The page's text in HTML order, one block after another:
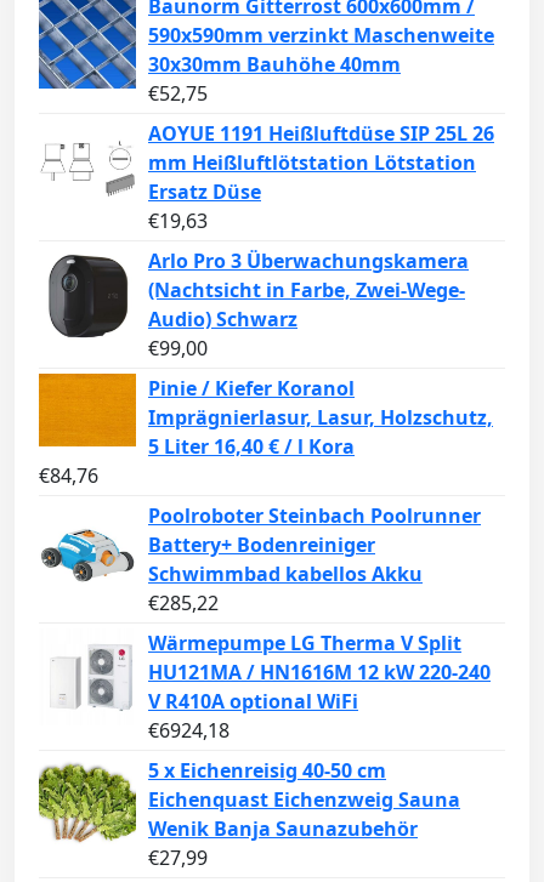
Baunorm Gitterrost 600x600mm /
590x590mm verzinkt Maschenweite
30x30mm Bauhöhe 40mm
€52,75
AOYUE 1191 Heißluftdüse SIP 25L 26
mm Heißluftlötstation Lötstation
Ersatz Düse
€19,63
Arlo Pro 3 Überwachungskamera
(Nachtsicht in Farbe, Zwei-Wege-
Audio) Schwarz
€99,00
Pinie / Kiefer Koranol
Imprägnierlasur, Lasur, Holzschutz,
5 Liter 16,40 € / l Kora
€84,76
Poolroboter Steinbach Poolrunner
Battery+ Bodenreiniger
Schwimmbad kabellos Akku
€285,22
Wärmepumpe LG Therma V Split
HU121MA / HN1616M 12 kW 220-240
V R410A optional WiFi
€6924,18
5 x Eichenreisig 40-50 cm
Eichenquast Eichenzweig Sauna
Wenik Banja Saunazubehör
€27,99